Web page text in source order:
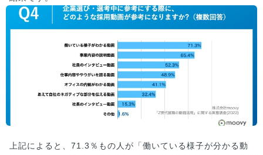
上記によると、71.3％もの人が「働いている様子が分かる動